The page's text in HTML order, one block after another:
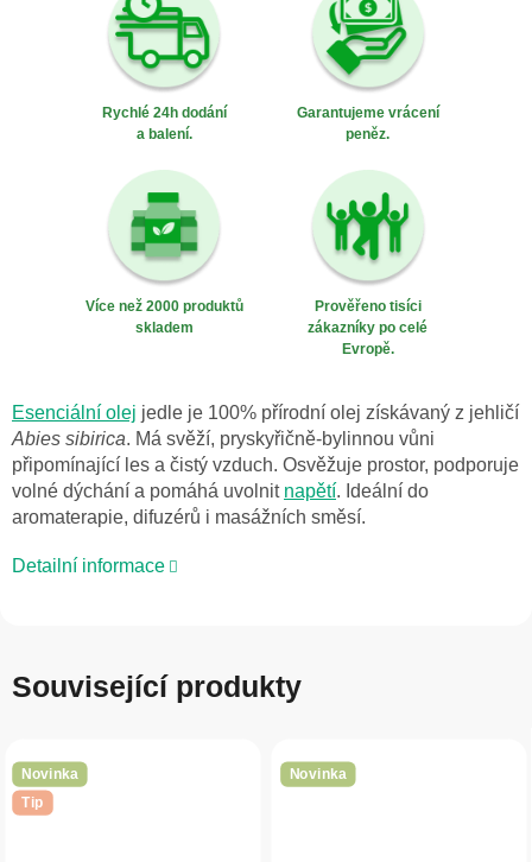
Rychlé 24h dodání
a balení.
Garantujeme vrácení
peněz.
Více než 2000 produktů
skladem
Prověřeno tisíci
zákazníky po celé
Evropě.
Esenciální olej jedle je 100% přírodní olej získávaný z jehličí
Abies sibirica. Má svěží, pryskyřičně-bylinnou vůni
připomínající les a čistý vzduch. Osvěžuje prostor, podporuje
volné dýchání a pomáhá uvolnit napětí. Ideální do
aromaterapie, difuzérů i masážních směsí.
Detailní informace
Související produkty
Novinka
Tip
Novinka